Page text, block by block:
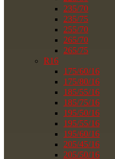
235/70
235/75
255/70
265/70
265/75
R16
175/60/16
175/80/16
185/55/16
185/75/16
195/50/16
195/55/16
195/60/16
205/45/16
205/50/16